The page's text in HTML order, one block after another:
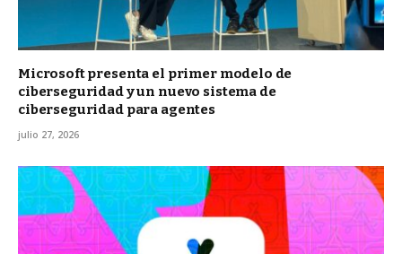
Microsoft presenta el primer modelo de
ciberseguridad y un nuevo sistema de
ciberseguridad para agentes
julio 27, 2026